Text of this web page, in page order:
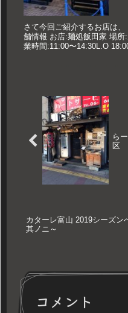
さて今回ご紹介するお店は
舗情報 お店:麺処飯田家 場
業時間:11:00〜14:30L.O
ら
区
カターレ富山 2019シーズン
其ノニ～
コメント